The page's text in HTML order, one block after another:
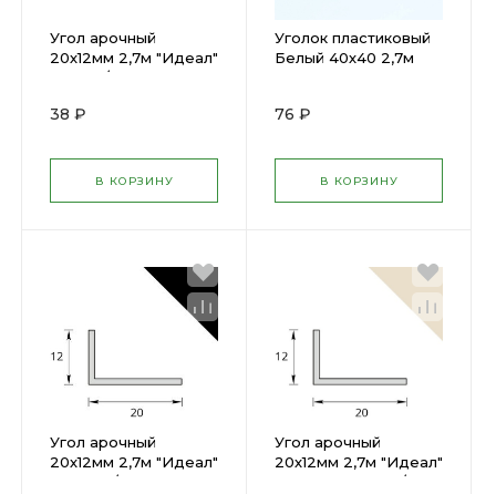
Угол арочный
20х12мм 2,7м "Идеал"
Белый / 001
38 ₽
В КОРЗИНУ
Уголок пластиковый
Белый 40х40 2,7м
76 ₽
В КОРЗИНУ
Угол арочный
20х12мм 2,7м "Идеал"
Черный / 007
Угол арочный
20х12мм 2,7м "Идеал"
Слоновая кость / 008